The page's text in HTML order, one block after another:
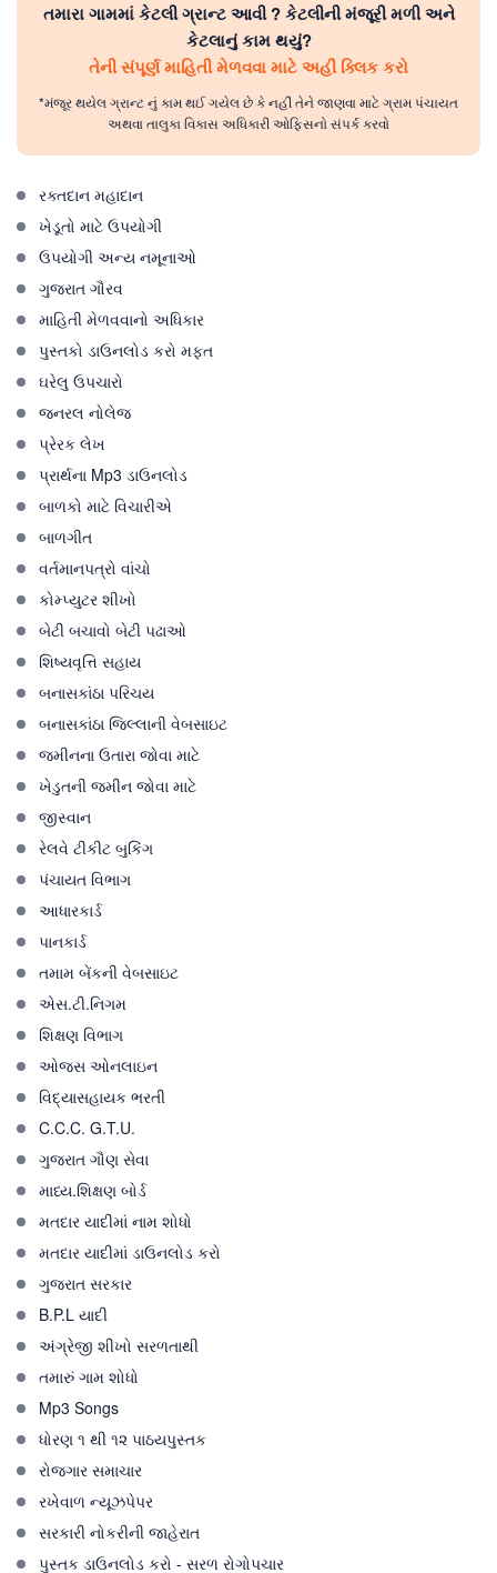
તમારા ગામમાં કેટલી ગ્રાન્ટ આવી ? કેટલીની મંજૂરી મળી અને
કેટલાનું કામ થયું?
તેની સંપૂર્ણ માહિતી મેળવવા માટે અહીં ક્લિક કરો
*મંજૂર થયેલ ગ્રાન્ટ નું કામ થઈ ગયેલ છે કે નહીં તેને જાણવા માટે ગ્રામ પંચાયત
અથવા તાલુકા વિકાસ અધિકારી ઓફિસનો સંપર્ક કરવો
રક્તદાન મહાદાન
ખેડૂતો માટે ઉપયોગી
ઉપયોગી અન્ય નમૂનાઓ
ગુજરાત ગૌરવ
માહિતી મેળવવાનો અધિકાર
પુસ્તકો ડાઉનલોડ કરો મફત
ઘરેલુ ઉપચારો
જનરલ નોલેજ
પ્રેરક લેખ
પ્રાર્થના Mp3 ડાઉનલોડ
બાળકો માટે વિચારીએ
બાળગીત
વર્તમાનપત્રો વાંચો
કોમ્પ્યુટર શીખો
બેટી બચાવો બેટી પઢાઓ
શિષ્યવૃત્તિ સહાય
બનાસકાંઠા પરિચય
બનાસકાંઠા જિલ્લાની વેબસાઇટ
જમીનના ઉતારા જોવા માટે
ખેડુતની જમીન જોવા માટે
જીસ્વાન
રેલવે ટીકીટ બુકિંગ
પંચાયત વિભાગ
આધારકાર્ડ
પાનકાર્ડ
તમામ બેંકની વેબસાઇટ
એસ.ટી.નિગમ
શિક્ષણ વિભાગ
ઓજસ ઓનલાઇન
વિદ્યાસહાયક ભરતી
C.C.C. G.T.U.
ગુજરાત ગૌણ સેવા
માધ્ય.શિક્ષણ બોર્ડ
મતદાર યાદીમાં નામ શોધો
મતદાર યાદીમાં ડાઉનલોડ કરો
ગુજરાત સરકાર
B.P.L યાદી
અંગ્રેજી શીખો સરળતાથી
તમારું ગામ શોધો
Mp3 Songs
ધોરણ ૧ થી ૧૨ પાઠયપુસ્તક
રોજગાર સમાચાર
રખેવાળ ન્યૂઝપેપર
સરકારી નોકરીની જાહેરાત
પુસ્તક ડાઉનલોડ કરો - સરળ રોગોપચાર